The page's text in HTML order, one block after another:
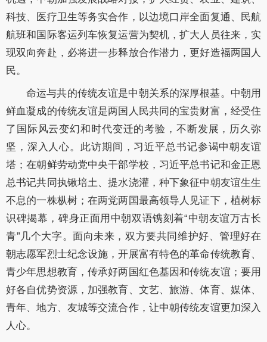
科技、医疗卫生等务实合作，以边境口岸全面复通、民航
航班和国际客运列车恢复运营为契机，扩大人员往来，实
现双向奔赴，必将进一步释放合作潜力，更好造福两国人
民。
命运与共的传统友谊是中朝关系的深厚根基。中朝用
鲜血凝成的传统友谊是两国人民共同的宝贵财富，经受住
了国际风云变幻和时代变迁的考验，不断发展，历久弥
坚，深入人心。此访期间，习近平总书记参谒中朝友谊
塔；在朝鲜劳动党中央干部学校，习近平总书记和金正恩
总书记共同执锹培土、提水浇灌，种下象征中朝友谊生生
不息的一株枞树；在两党两国最高领导人见证下，植树标
识碑揭幕，碑身正面用中朝双语镌刻着“中朝友谊万古长
青”几个大字。面向未来，双方要共同维护好、管理好在
朝志愿军烈士纪念设施，开展富有特色的革命传统教育、
青少年思想教育，传承好两国红色基因和传统友谊；要用
好各自优势资源，加强教育、文艺、旅游、体育、媒体、
青年、地方、友城等交流合作，让中朝传统友谊更加深入
人心。